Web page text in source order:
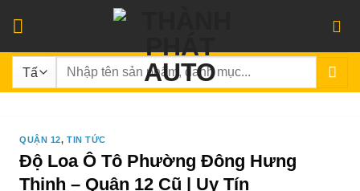
qua
nội
dung
Tìm
QUẬN 12,TIN TỨC
Độ Loa Ô Tô Phường Đông Hưng
Thịnh – Quận 12 Cũ | Uy Tín